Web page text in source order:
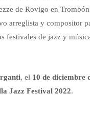
de Rovigo en
arreglista y compositor
festivales de jazz y
, el 10 de diciembre
Jazz Festival 2022.